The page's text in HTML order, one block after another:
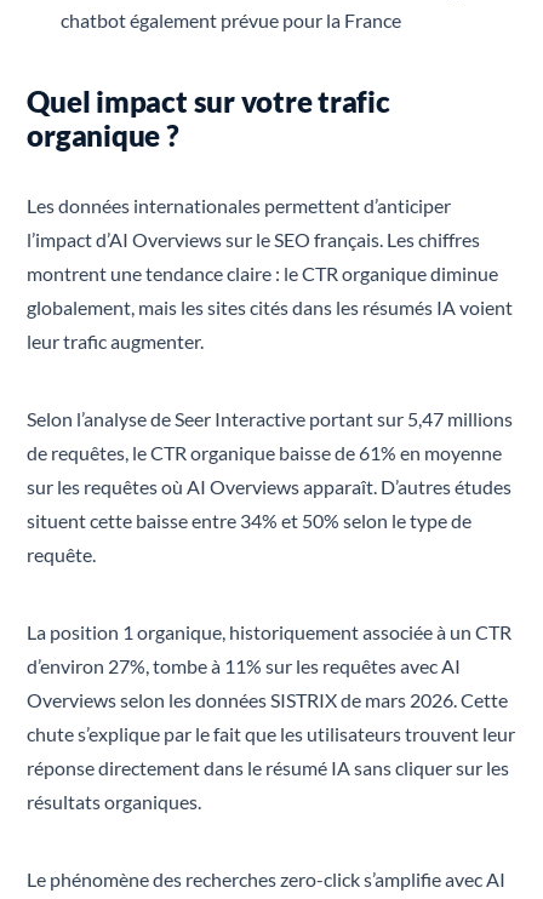
chatbot également prévue pour la France
Quel impact sur votre trafic
organique ?
Les données internationales permettent d’anticiper
l’impact d’AI Overviews sur le SEO français. Les chiffres
montrent une tendance claire : le CTR organique diminue
globalement, mais les sites cités dans les résumés IA voient
leur trafic augmenter.
Selon l’analyse de Seer Interactive portant sur 5,47 millions
de requêtes, le CTR organique baisse de 61% en moyenne
sur les requêtes où AI Overviews apparaît. D’autres études
situent cette baisse entre 34% et 50% selon le type de
requête.
La position 1 organique, historiquement associée à un CTR
d’environ 27%, tombe à 11% sur les requêtes avec AI
Overviews selon les données SISTRIX de mars 2026. Cette
chute s’explique par le fait que les utilisateurs trouvent leur
réponse directement dans le résumé IA sans cliquer sur les
résultats organiques.
Le phénomène des recherches zero-click s’amplifie avec AI